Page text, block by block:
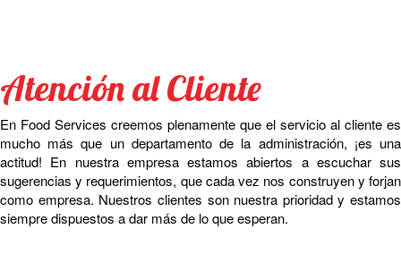
Atención al Cliente
En Food Services creemos plenamente que el servicio al cliente es
mucho más que un departamento de la administración, ¡es una
actitud! En nuestra empresa estamos abiertos a escuchar sus
sugerencias y requerimientos, que cada vez nos construyen y forjan
como empresa. Nuestros clientes son nuestra prioridad y estamos
siempre dispuestos a dar más de lo que esperan.